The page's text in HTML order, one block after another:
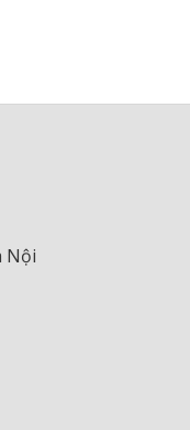
Nội